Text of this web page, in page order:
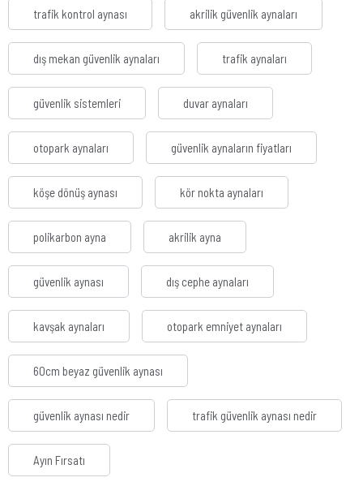
trafik kontrol aynası akrilik güvenlik aynaları
dış mekan güvenlik aynaları trafik aynaları
güvenlik sistemleri duvar aynaları
otopark aynaları güvenlik aynaların fiyatları
köşe dönüş aynası kör nokta aynaları
polikarbon ayna akrilik ayna
güvenlik aynası dış cephe aynaları
kavşak aynaları otopark emniyet aynaları
60cm beyaz güvenlik aynası
güvenlik aynası nedir trafik güvenlik aynası nedir
Ayın Fırsatı